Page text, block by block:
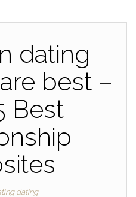
dating
best –
Best
dating